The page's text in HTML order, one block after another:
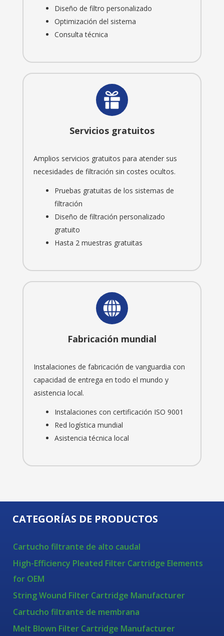
Diseño de filtro personalizado
Optimización del sistema
Consulta técnica
Servicios gratuitos
Amplios servicios gratuitos para atender sus
necesidades de filtración sin costes ocultos.
Pruebas gratuitas de los sistemas de
filtración
Diseño de filtración personalizado
gratuito
Hasta 2 muestras gratuitas
Fabricación mundial
Instalaciones de fabricación de vanguardia con
capacidad de entrega en todo el mundo y
asistencia local.
Instalaciones con certificación ISO 9001
Red logística mundial
Asistencia técnica local
CATEGORÍAS DE PRODUCTOS
Cartucho filtrante de alto caudal
High-Efficiency Pleated Filter Cartridge Elements
for OEM
String Wound Filter Cartridge Manufacturer
Cartucho filtrante de membrana
Melt Blown Filter Cartridge Manufacturer